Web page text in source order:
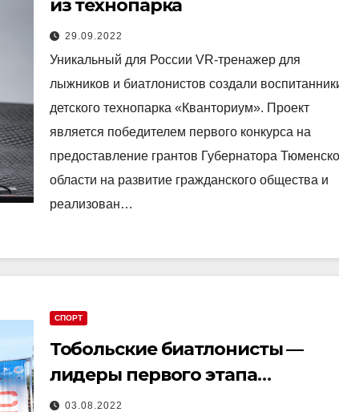
из технопарка
29.09.2022
Уникальный для России VR-тренажер для
лыжников и биатлонистов создали
детского технопарка «Кванториум». Проект
является победителем первого конкурса на
предоставление грантов Губернатора
области на развитие гражданского общества и
реализован…
СПОРТ
Тобольские биатлонисты —
лидеры первого этапа
областного летнего первенства
03.08.2022